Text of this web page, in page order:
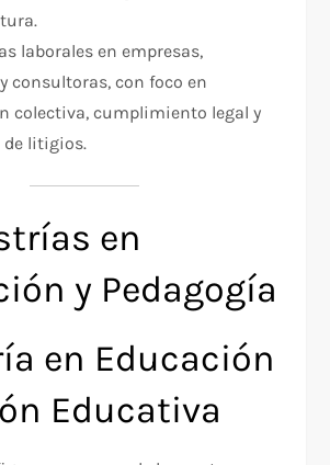
laborales en empresas,
consultoras, con foco en
colectiva, cumplimiento legal y
de litigios.​
en
y Pedagogía
en Educación
Educativa